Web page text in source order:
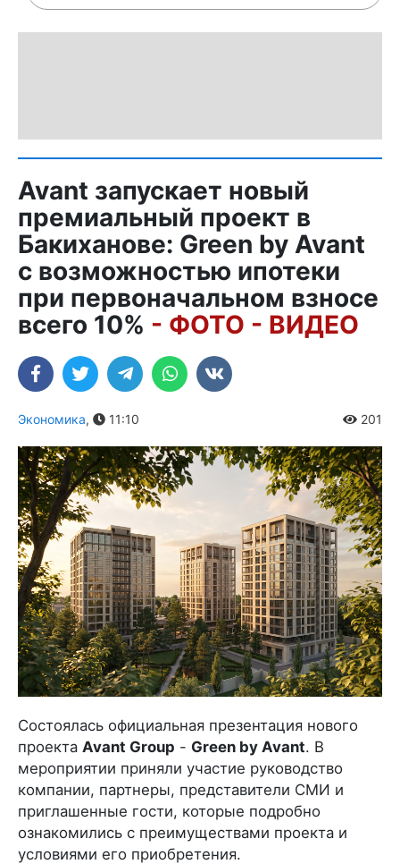
Avant запускает новый
премиальный проект в
Бакиханове: Green by Avant
с возможностью ипотеки
при первоначальном взносе
всего 10% - ФОТО - ВИДЕО
Экономика, 11:10 201
Состоялась официальная презентация нового
проекта Avant Group - Green by Avant. В
мероприятии приняли участие руководство
компании, партнеры, представители СМИ и
приглашенные гости, которые подробно
ознакомились с преимуществами проекта и
условиями его приобретения.